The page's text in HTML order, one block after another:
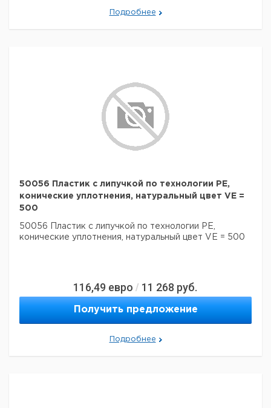
Подробнее
50056 Пластик с липучкой по технологии PE,
конические уплотнения, натуральный цвет VE =
500
50056 Пластик с липучкой по технологии PE,
конические уплотнения, натуральный цвет VE = 500
116,49 евро / 11 268 руб.
Получить предложение
Подробнее